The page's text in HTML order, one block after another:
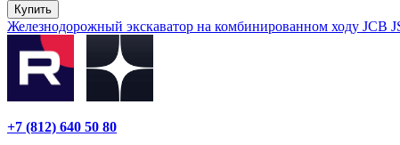
Купить
Железнодорожный экскаватор на комбинированном ходу JCB
+7 (812) 640 50 80